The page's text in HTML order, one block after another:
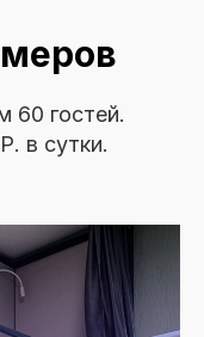
60 гостей.
в сутки.